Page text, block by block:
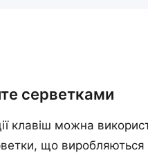
серветками
клавіш можна
що